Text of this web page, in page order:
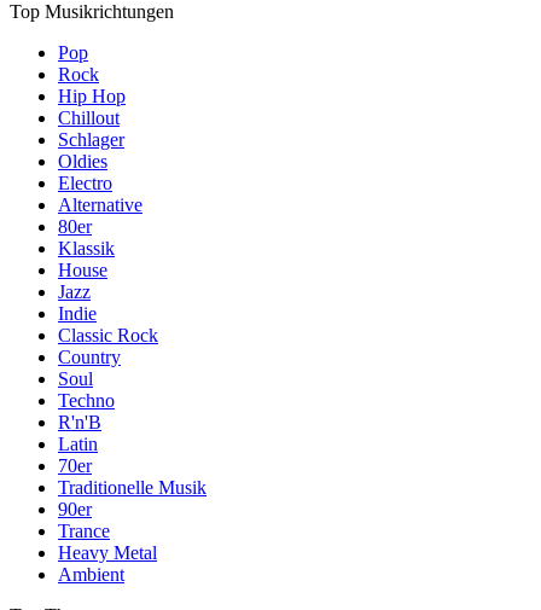
Top Musikrichtungen
Pop
Rock
Hip Hop
Chillout
Schlager
Oldies
Electro
Alternative
80er
Klassik
House
Jazz
Indie
Classic Rock
Country
Soul
Techno
R'n'B
Latin
70er
Traditionelle Musik
90er
Trance
Heavy Metal
Ambient